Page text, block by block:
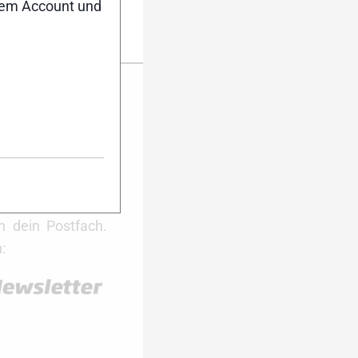
an. Während
damit immer
dein Postfach.
Account und